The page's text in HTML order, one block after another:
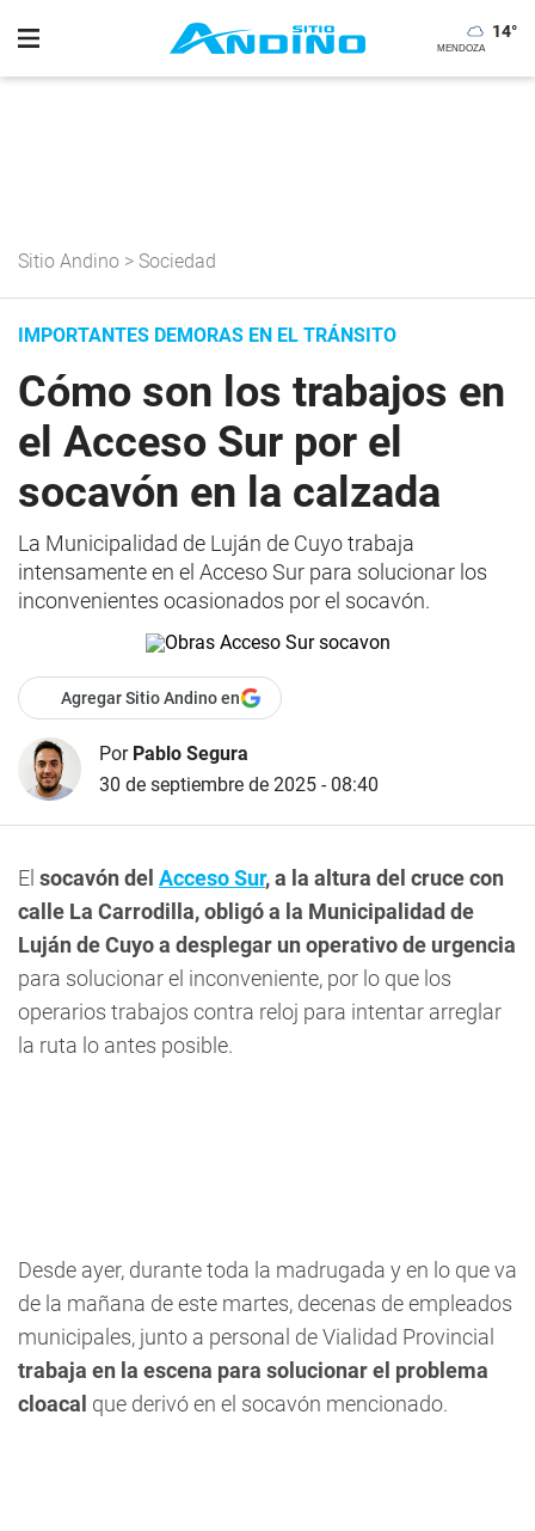
14°
Sitio Andino > Sociedad
IMPORTANTES DEMORAS EN EL TRÁNSITO
Cómo son los trabajos en
el Acceso Sur por el
socavón en la calzada
La Municipalidad de Luján de Cuyo trabaja
intensamente en el Acceso Sur para solucionar los
inconvenientes ocasionados por el socavón.
Agregar Sitio Andino en
Por Pablo Segura
30 de septiembre de 2025 - 08:40
El socavón del Acceso Sur, a la altura del cruce con
calle La Carrodilla, obligó a la Municipalidad de
Luján de Cuyo a desplegar un operativo de urgencia
para solucionar el inconveniente, por lo que los
operarios trabajos contra reloj para intentar arreglar
la ruta lo antes posible.
Desde ayer, durante toda la madrugada y en lo que va
de la mañana de este martes, decenas de empleados
municipales, junto a personal de Vialidad Provincial
trabaja en la escena para solucionar el problema
cloacal que derivó en el socavón mencionado.